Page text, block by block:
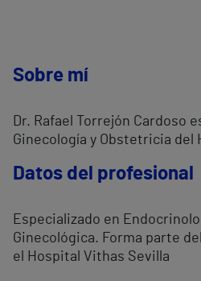
Sobre mí
Dr. Rafael Torrejón Cardoso
Ginecología y Obstetricia del
Datos del profesional
Especializado en
Ginecológica. Forma parte
el Hospital Vithas Sevilla